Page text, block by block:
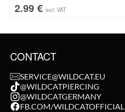
2.99 € incl. VAT
CONTACT
SERVICE@WILDCAT.EU
@WILDCATPIERCING
@WILDCATGERMANY
FB.COM/WILDCATOFFICIAL